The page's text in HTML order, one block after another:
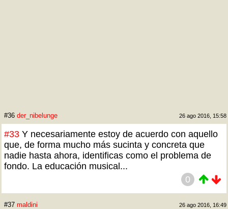
#36 der_nibelunge 26 ago 2016, 15:58
#33 Y necesariamente estoy de acuerdo con aquello
que, de forma mucho más sucinta y concreta que
nadie hasta ahora, identificas como el problema de
fondo. La educación musical...
0
#37 maldini 26 ago 2016, 16:49